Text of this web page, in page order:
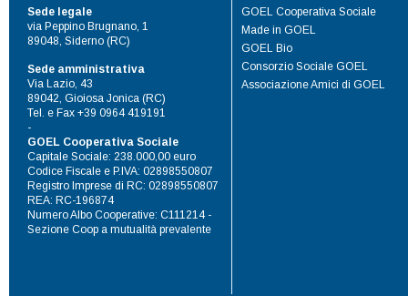
Sede legale
via Peppino Brugnano, 1
89048, Siderno (RC)
Sede amministrativa
Via Lazio, 43
89042, Gioiosa Jonica (RC)
Tel. e Fax +39 0964 419191
-
GOEL Cooperativa Sociale
Capitale Sociale: 238.000,00 euro
Codice Fiscale e P.IVA: 02898550807
Registro Imprese di RC: 02898550807
REA: RC-196874
Numero Albo Cooperative: C111214 -
Sezione Coop a mutualità prevalente
GOEL Cooperativa Sociale
Made in GOEL
GOEL Bio
Consorzio Sociale GOEL
Associazione Amici di GOEL